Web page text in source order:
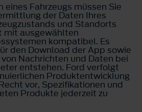
eines Fahrzeugs müssen Sie
der Daten Ihres
und Standorts
mit ausgewählten
kompatibel. Es
den Download der App sowie
Nachrichten und Daten bei
entstehen. Ford verfolgt
Produktentwicklung
vor, Spezifikationen und
Produkte jederzeit zu